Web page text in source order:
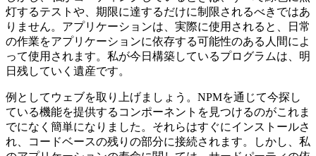
はその1つの優先度の高い機能をできるだけ早く実装するこ
とに限定される傾向があります。
しかし、私がコーディングしているときは、すべて緑色に点
灯するテストや、期限に達するだけに制限されるべきではあ
りません。アプリケーションは、実際に使用されると、日常
の作業をアプリケーションに依存する可能性のある人間によ
って使用されます。私が今日構築しているプログラムは、明
日残していく遺産です。
例としてウェブを取り上げましょう。NPMを通じて今探し